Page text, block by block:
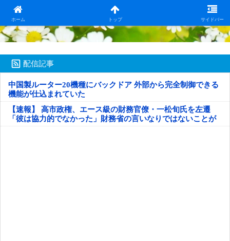
ホーム トップ サイドバー
日本第一！ニュース録
配信記事
中国製ルーター20機種にバックドア 外部から完全制御できる
機能が仕込まれていた
【速報】 高市政権、エース級の財務官僚・一松旬氏を左遷
「彼は協力的でなかった」財務省の言いなりではないことが
判明